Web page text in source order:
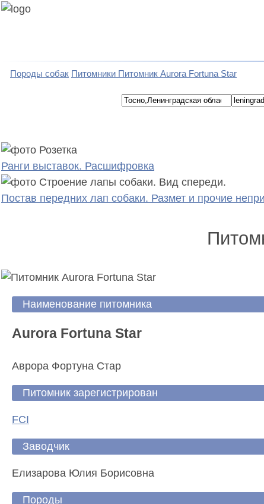
Породы собак Питомники Питомник Aurora Fortuna Star
Ранги выставок. Расшифровка
Постав передних лап собаки. Размет и прочие
Наименование питомника
Aurora Fortuna Star
Аврора Фортуна Стар
Питомник зарегистрирован
FCI
Заводчик
Елизарова Юлия Борисовна
Породы